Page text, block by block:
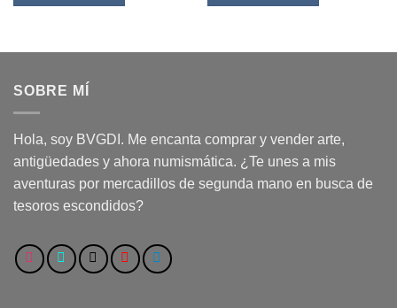
SOBRE MÍ
Hola, soy BVGDI. Me encanta comprar y vender arte,
antigüedades y ahora numismática. ¿Te unes a mis
aventuras por mercadillos de segunda mano en busca de
tesoros escondidos?